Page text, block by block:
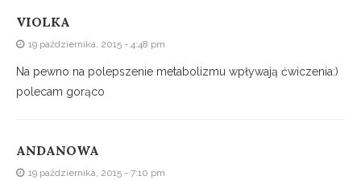
VIOLKA
19 października, 2015 - 4:48 pm
Na pewno na polepszenie metabolizmu wpływają ćwiczenia:)
polecam gorąco
ANDANOWA
19 października, 2015 - 7:10 pm